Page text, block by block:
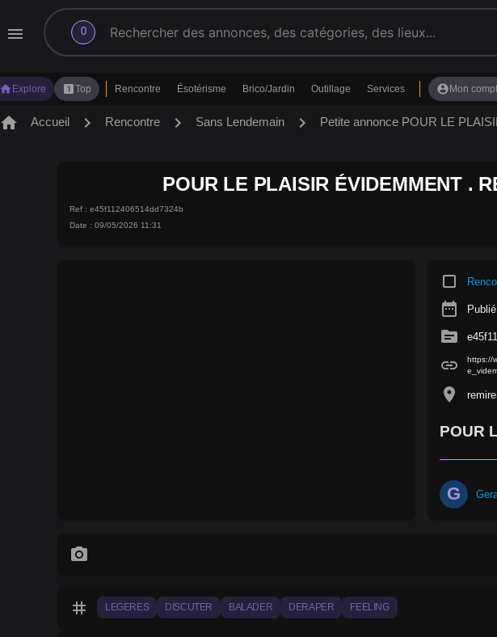
menu 0
search
home Explore looks_oneTop Rencontre Ésotérisme Brico/Jardin Outillage Services account_circle Mon
home Accueil chevron_right Rencontre chevron_right Sans Lendemain chevron_right Petite annonce POUR LE
POUR LE PLAISIR ÉVIDEMMENT .
Ref : e45f112406514dd7324b
Date : 09/05/2026 11:31
crop_square
date_range
source
link
https://
location_on
POUR
G
photo_camera
tag LEGERES DISCUTER BALADER DERAPER FEELING